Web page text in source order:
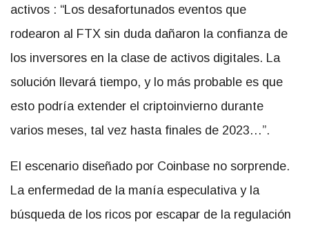
activos : “Los desafortunados eventos que
rodearon al FTX sin duda dañaron la confianza de
los inversores en la clase de activos digitales. La
solución llevará tiempo, y lo más probable es que
esto podría extender el criptoinvierno durante
varios meses, tal vez hasta finales de 2023…”.
El escenario diseñado por Coinbase no sorprende.
La enfermedad de la manía especulativa y la
búsqueda de los ricos por escapar de la regulación